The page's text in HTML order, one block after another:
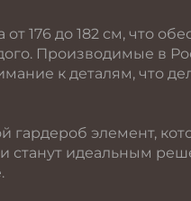
176 до 182 см, что
Производимые в
к деталям, что
элемент,
станут идеальным